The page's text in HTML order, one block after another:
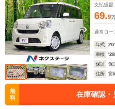
支払総額
69.9
通常ロー
年式
車検
保証
保
住所
宮
無
料
在庫確認・